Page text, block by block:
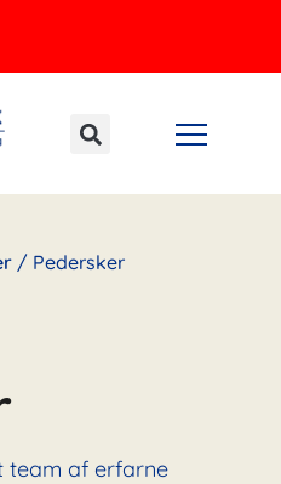
/ Pedersker
team af erfarne